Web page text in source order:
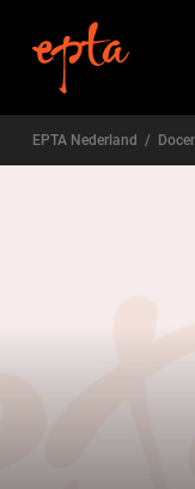
EPTA Nederland /